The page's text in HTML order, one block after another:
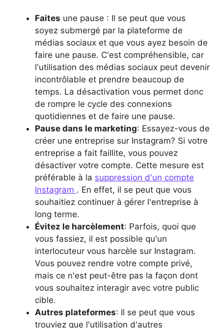
Faites une pause : Il se peut que vous
soyez submergé par la plateforme de
médias sociaux et que vous ayez besoin de
faire une pause. C'est compréhensible, car
l'utilisation des médias sociaux peut devenir
incontrôlable et prendre beaucoup de
temps. La désactivation vous permet donc
de rompre le cycle des connexions
quotidiennes et de faire une pause.
Pause dans le marketing: Essayez-vous de
créer une entreprise sur Instagram? Si votre
entreprise a fait faillite, vous pouvez
désactiver votre compte. Cette mesure est
préférable à la suppression d'un compte
Instagram . En effet, il se peut que vous
souhaitiez continuer à gérer l'entreprise à
long terme.
Évitez le harcèlement: Parfois, quoi que
vous fassiez, il est possible qu'un
interlocuteur vous harcèle sur Instagram.
Vous pouvez rendre votre compte privé,
mais ce n'est peut-être pas la façon dont
vous souhaitez interagir avec votre public
cible.
Autres plateformes: Il se peut que vous
trouviez que l'utilisation d'autres